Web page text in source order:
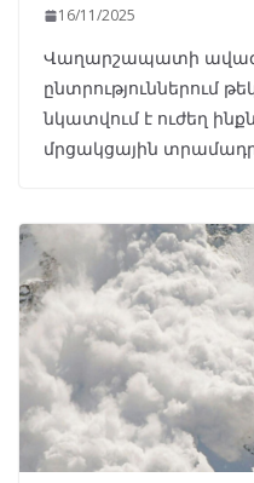
16/11/2025
Վաղարշապատի
ընտրություններում
նկատվում է ուժեղ
մրցակցային